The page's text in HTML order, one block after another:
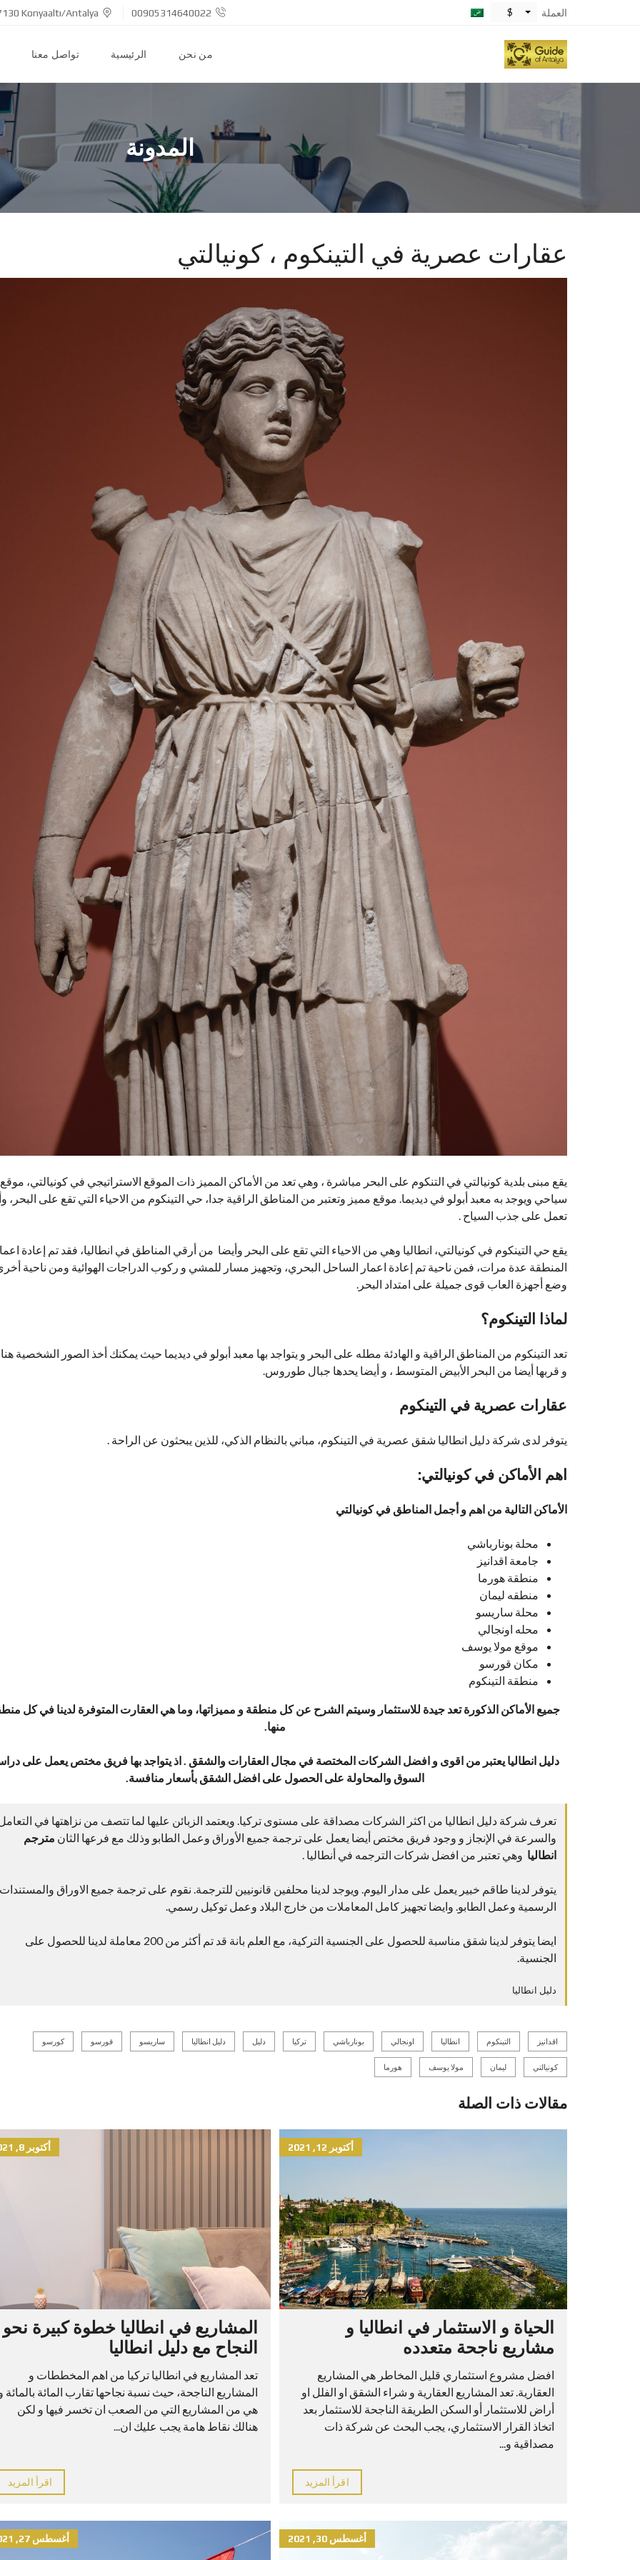
العملة $
00905314640022
Konyaaltı/Antalya
من نحن الرئيسية تواصل معنا
المدونة
عقارات عصرية في التينكوم ، كونيالتي
يقع مبنى بلدية كونيالتي في التنكوم على البحر مباشرة ، وهي تعد من الأماكن المميز ذات الموقع الاستراتيجي في كونيالتي، موقع
سياحي ويوجد به معبد أبولو في ديديما. موقع مميز وتعتبر من المناطق الراقية جدا، حي التينكوم من الاحياء التي تقع على البحر،
تعمل على جذب السياح .
يقع حي التينكوم في كونيالتي، انطاليا وهي من الاحياء التي تقع على البحر وأيضا من أرقي المناطق في انطاليا، فقد تم إعادة
المنطقة عدة مرات، فمن ناحية تم إعادة اعمار الساحل البحري، وتجهيز مسار للمشي و ركوب الدراجات الهوائية ومن ناحية
وضع أجهزة العاب قوى جميلة على امتداد البحر.
لماذا التينكوم؟
تعد التينكوم من المناطق الراقية و الهادئة مطله على البحر و يتواجد بها معبد أبولو في ديديما حيث يمكنك أخذ الصور الشخصية
و قربها أيضا من البحر الأبيض المتوسط ، و أيضا يحدها جبال طوروس.
عقارات عصرية في التينكوم
يتوفر لدى شركة دليل انطاليا شقق عصرية في التينكوم، مباني بالنظام الذكي، للذين يبحثون عن الراحة .
اهم الأماكن في كونيالتي:
الأماكن التالية من اهم و أجمل المناطق في كونيالتي
محلة بونارباشي
جامعة اقدانيز
منطقة هورما
منطقه ليمان
محلة ساريسو
محله اونجالي
موقع مولا يوسف
مكان قورسو
منطقة التينكوم
جميع الأماكن الذكورة تعد جيدة للاستثمار وسيتم الشرح عن كل منطقة و مميزاتها، وما هي العقارت المتوفرة لدينا في كل
منها.
دليل انطاليا يعتبر من اقوى و افضل الشركات المختصة في مجال العقارات والشقق . اذ يتواجد بها فريق مختص يعمل على
السوق والمحاولة على الحصول على افضل الشقق بأسعار منافسة.
تعرف شركة دليل انطاليا من اكثر الشركات مصداقة على مستوى تركيا. ويعتمد الزبائن عليها لما تتصف من نزاهتها في
والسرعة في الإنجاز و وجود فريق مختص أيضا يعمل على ترجمة جميع الأوراق وعمل الطابو وذلك مع فرعها الثان مترجم
انطاليا وهي تعتبر من افضل شركات الترجمه في أنطاليا .
يتوفر لدينا طاقم خبير يعمل على مدار اليوم. ويوجد لدينا محلفين قانونيين للترجمة. نقوم على ترجمة جميع الاوراق والمستندات
الرسمية وعمل الطابو. وايضا تجهيز كامل المعاملات من خارج البلاد وعمل توكيل رسمي.
ايضا يتوفر لدينا شقق مناسبة للحصول على الجنسية التركية، مع العلم بانة قد تم أكثر من 200 معاملة لدينا للحصول على
الجنسية.
دليل انطاليا
اقدانيز التينكوم انطاليا اونجالي بونارباشي تركيا دليل دليل انطاليا ساريسو قورسو كورسو
كونيالتي ليمان مولا يوسف هورما
مقالات ذات الصلة
أكتوبر 12, 2021
الحياة و الاستثمار في انطاليا و
مشاريع ناجحة متعدده
افضل مشروع استثماري قليل المخاطر هي المشاريع
العقارية. تعد المشاريع العقارية و شراء الشقق او الفلل او
أراض للاستثمار أو السكن الطريقة الناجحة للاستثمار بعد
اتخاذ القرار الاستثماري، يجب البحث عن شركة ذات
مصداقية و...
اقرأ المزيد
أكتوبر 8, 2021
المشاريع في انطاليا خطوة كبيرة نحو
النجاح مع دليل انطاليا
تعد المشاريع في انطاليا تركيا من اهم المخططات و
المشاريع الناجحة، حيث نسبة نجاحها تقارب المائة بالمائة
هي من المشاريع التي من الصعب ان تخسر فيها و لكن
هنالك نقاط هامة يجب عليك ان...
اقرأ المزيد
أغسطس 30, 2021 أغسطس 27, 2021